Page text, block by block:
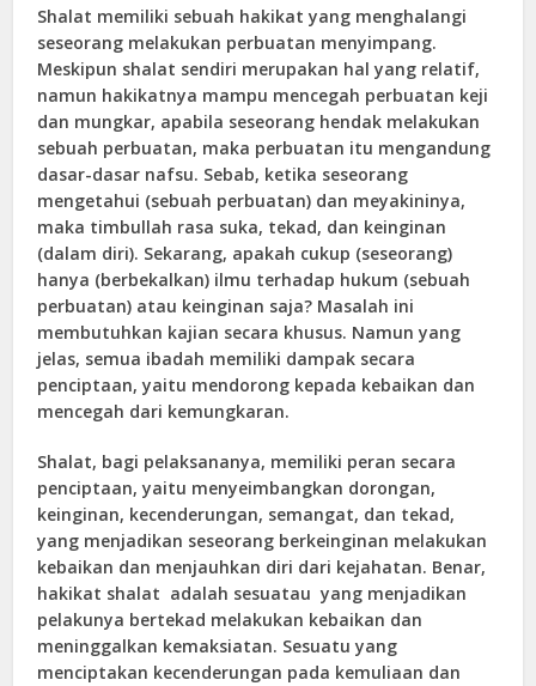
Shalat memiliki sebuah hakikat yang menghalangi
seseorang melakukan perbuatan menyimpang.
Meskipun shalat sendiri merupakan hal yang relatif,
namun hakikatnya mampu mencegah perbuatan keji
dan mungkar, apabila seseorang hendak melakukan
sebuah perbuatan, maka perbuatan itu mengandung
dasar-dasar nafsu. Sebab, ketika seseorang
mengetahui (sebuah perbuatan) dan meyakininya,
maka timbullah rasa suka, tekad, dan keinginan
(dalam diri). Sekarang, apakah cukup (seseorang)
hanya (berbekalkan) ilmu terhadap hukum (sebuah
perbuatan) atau keinginan saja? Masalah ini
membutuhkan kajian secara khusus. Namun yang
jelas, semua ibadah memiliki dampak secara
penciptaan, yaitu mendorong kepada kebaikan dan
mencegah dari kemungkaran.
Shalat, bagi pelaksananya, memiliki peran secara
penciptaan, yaitu menyeimbangkan dorongan,
keinginan, kecenderungan, semangat, dan tekad,
yang menjadikan seseorang berkeinginan melakukan
kebaikan dan menjauhkan diri dari kejahatan. Benar,
hakikat shalat adalah sesuatau yang menjadikan
pelakunya bertekad melakukan kebaikan dan
meninggalkan kemaksiatan. Sesuatu yang
menciptakan kecenderungan pada kemuliaan dan